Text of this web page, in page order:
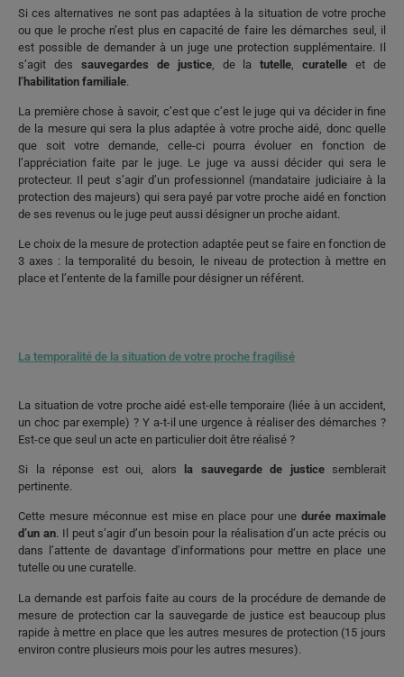
Si ces alternatives ne sont pas adaptées à la situation de votre proche
ou que le proche n’est plus en capacité de faire les démarches seul, il
est possible de demander à un juge une protection supplémentaire. Il
s’agit des sauvegardes de justice, de latutelle ,curatelle et de
l’habilitation familiale.
La première chose à savoir, c’est que c’est le juge qui va décider in fine
de la mesure qui sera la plus adaptée à votre proche aidé, donc quelle
que soit votre demande, celle-ci pourra évoluer en fonction de
l’appréciation faite par le juge. Le juge va aussi décider qui sera le
protecteur. Il peut s’agir d’un professionnel (mandataire judiciaire à la
protection des majeurs) qui sera payé par votre proche aidé en fonction
de ses revenus ou le juge peut aussi désigner un proche aidant.
Le choix de la mesure de protection adaptée peut se faire en fonction de
3 axes : la temporalité du besoin, le niveau de protection à mettre en
place et l’entente de la famille pour désigner un référent.
La temporalité de la situation de votre proche fragilisé
La situation de votre proche aidé est-elle temporaire (liée à un accident,
un choc par exemple) ? Y a-t-il une urgence à réaliser des démarches ?
Est-ce que seul un acte en particulier doit être réalisé ?
Si la réponse est oui, alors la sauvegarde de justicesemblerait
pertinente.
Cette mesure méconnue est mise en place pour unedurée maximale
d’un an. Il peut s’agir d’un besoin pour la réalisation d’un acte précis ou
dans l’attente de davantage d’informations pour mettre en place une
tutelle ou une curatelle.
La demande est parfois faite au cours de la procédure de demande de
mesure de protection car la sauvegarde de justice est beaucoup plus
rapide à mettre en place que les autres mesures de protection (15 jours
environ contre plusieurs mois pour les autres mesures).